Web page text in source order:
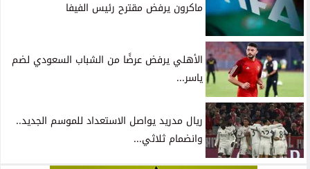
ماكرون يرفض مقترح رئيس الفيفا
الأهلي يرفض عرضًا من الشباب السعودي لضم
ياسر...
ريال مدريد يواصل الاستعداد للموسم الجديد..
وانضمام ثلاثي...